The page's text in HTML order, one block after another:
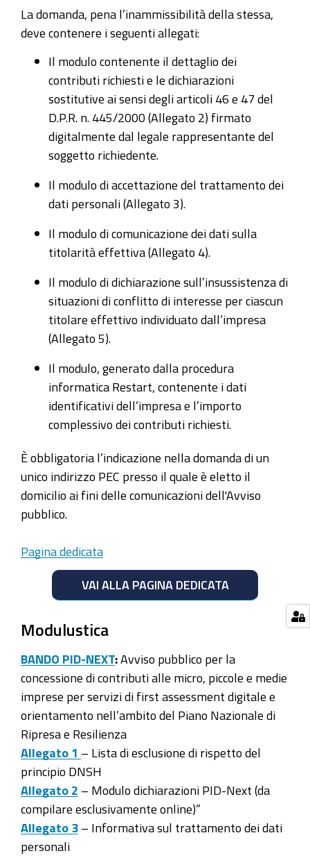
La domanda, pena l’inammissibilità della stessa,
deve contenere i seguenti allegati:
Il modulo contenente il dettaglio dei
contributi richiesti e le dichiarazioni
sostitutive ai sensi degli articoli 46 e 47 del
D.P.R. n. 445/2000 (Allegato 2) firmato
digitalmente dal legale rappresentante del
soggetto richiedente.
Il modulo di accettazione del trattamento dei
dati personali (Allegato 3).
Il modulo di comunicazione dei dati sulla
titolarità effettiva (Allegato 4).
Il modulo di dichiarazione sull’insussistenza di
situazioni di conflitto di interesse per ciascun
titolare effettivo individuato dall’impresa
(Allegato 5).
Il modulo, generato dalla procedura
informatica Restart, contenente i dati
identificativi dell’impresa e l’importo
complessivo dei contributi richiesti.
È obbligatoria l’indicazione nella domanda di un
unico indirizzo PEC presso il quale è eletto il
domicilio ai fini delle comunicazioni dell'Avviso
pubblico.
Pagina dedicata
VAI ALLA PAGINA DEDICATA
Modulustica
BANDO PID-NEXT: Avviso pubblico per la
concessione di contributi alle micro, piccole e medie
imprese per servizi di first assessment digitale e
orientamento nell’ambito del Piano Nazionale di
Ripresa e Resilienza
Allegato 1 – Lista di esclusione di rispetto del
principio DNSH
Allegato 2 – Modulo dichiarazioni PID-Next (da
compilare esclusivamente online)”
Allegato 3 – Informativa sul trattamento dei dati
personali